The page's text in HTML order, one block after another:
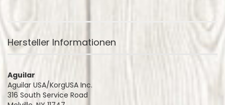
Hersteller Informationen
Aguilar
Aguilar USA/KorgUSA Inc.
316 South Service Road